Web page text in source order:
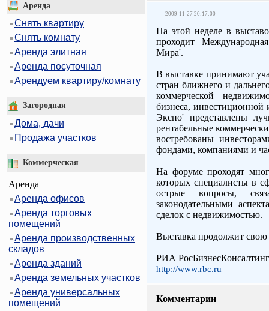
Аренда
Снять квартиру
Снять комнату
Аренда элитная
Аренда посуточная
Арендуем квартиру/комнату
Загородная
Дома, дачи
Продажа участков
Коммерческая
Аренда
Аренда офисов
Аренда торговых
помещений
Аренда производственных
складов
Аренда зданий
Аренда земельных участков
Аренда универсальных
помещений
2009-11-27 20:17:00
На этой неделе в
проходит
Мира'.
В выставке принимают
стран ближнего и
коммерческой
бизнеса,
Экспо' представлены
рентабельные
востребованы
фондами, компаниями и
На форуме проходят
которых специалисты в
острые вопросы,
законодательными
сделок с недвижимостью.
Выставка продолжит свою
РИА РосБизнесКонсалтинг
http://www.rbc.ru
Комментарии